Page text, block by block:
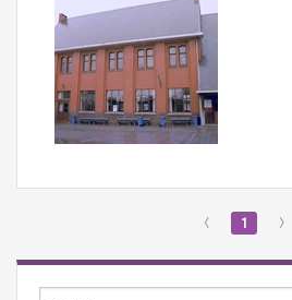
‹ 1 ›